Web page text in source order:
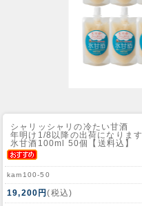
シャリッシャリの冷たい甘酒
年明け1/8以降の出荷になります
氷甘酒100ml 50個【送料込】
kam100-50
19,200円(税込)